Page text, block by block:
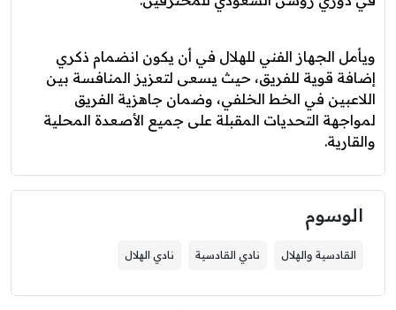
ويأمل الجهاز الفني للهلال في أن يكون انضمام ذكري
إضافة قوية للفريق، حيث يسعى لتعزيز المنافسة بين
اللاعبين في الخط الخلفي، وضمان جاهزية الفريق
لمواجهة التحديات المقبلة على جميع الأصعدة المحلية
والقارية.
الوسوم
القادسية والهلال نادي القادسية نادي الهلال